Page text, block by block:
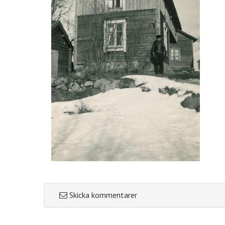
Skicka kommentarer